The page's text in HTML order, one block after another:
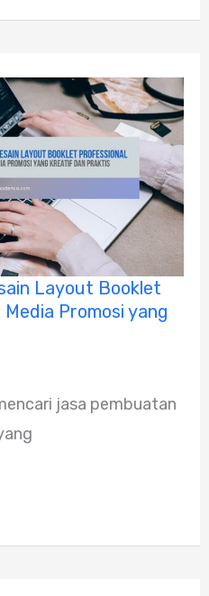
Layout Booklet
Promosi yang
jasa pembuatan